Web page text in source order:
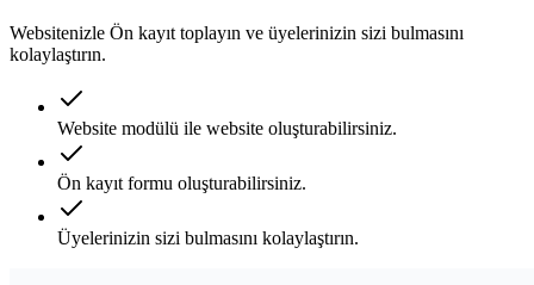
Websitenizle Ön kayıt toplayın ve üyelerinizin sizi bulmasını
kolaylaştırın.
Website modülü ile website oluşturabilirsiniz.
Ön kayıt formu oluşturabilirsiniz.
Üyelerinizin sizi bulmasını kolaylaştırın.